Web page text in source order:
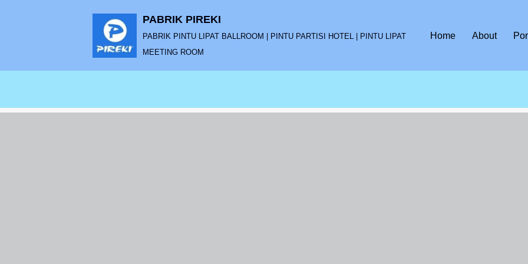
PABRIK PIREKI
PABRIK PINTU LIPAT BALLROOM | PINTU PARTISI HOTEL | PINTU LIPAT
MEETING ROOM
Home About